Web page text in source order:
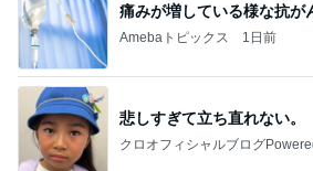
痛みが増している様な抗が
Amebaトピックス 1日前
悲しすぎて立ち直れない。
クロオフィシャルブログ